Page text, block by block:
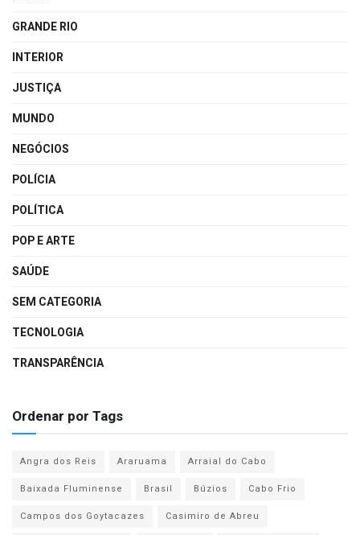
GRANDE RIO
INTERIOR
JUSTIÇA
MUNDO
NEGÓCIOS
POLÍCIA
POLÍTICA
POP E ARTE
SAÚDE
SEM CATEGORIA
TECNOLOGIA
TRANSPARÊNCIA
Ordenar por Tags
Angra dos Reis Araruama
Arraial do Cabo
Baixada Fluminense
Brasil Búzios
Cabo Frio
Campos dos Goytacazes
Casimiro de Abreu